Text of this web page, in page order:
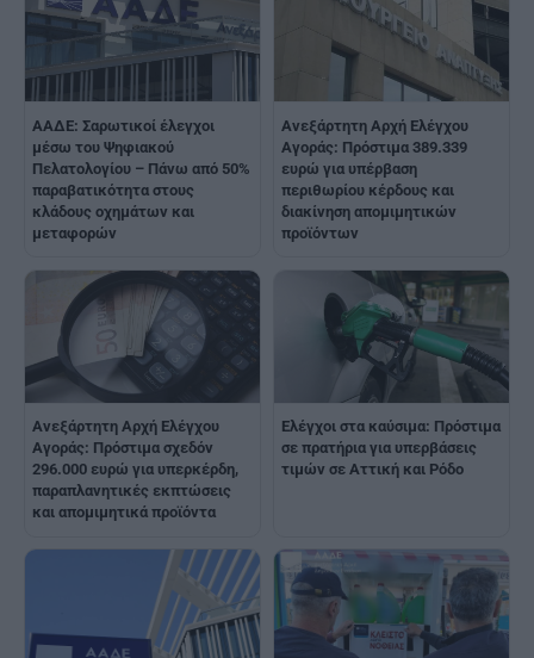
ΑΑΔΕ: Σαρωτικοί έλεγχοι
μέσω του Ψηφιακού
Πελατολογίου – Πάνω από 50%
παραβατικότητα στους
κλάδους οχημάτων και
μεταφορών
Ανεξάρτητη Αρχή Ελέγχου
Αγοράς: Πρόστιμα 389.339
ευρώ για υπέρβαση
περιθωρίου κέρδους και
διακίνηση απομιμητικών
προϊόντων
Ανεξάρτητη Αρχή Ελέγχου
Αγοράς: Πρόστιμα σχεδόν
296.000 ευρώ για υπερκέρδη,
παραπλανητικές εκπτώσεις
και απομιμητικά προϊόντα
Ελέγχοι στα καύσιμα: Πρόστιμα
σε πρατήρια για υπερβάσεις
τιμών σε Αττική και Ρόδο